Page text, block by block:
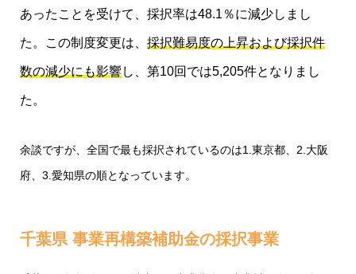
あったことを受けて、採択率は48.1％に減少しまし
た。この制度変更は、 採択難易度の上昇および採択件
数の減少にも影響し、第10回では5,205件となりまし
た。
余談ですが、全国で最も採択されているのは1.東京都、2.大阪
府、3.愛知県の順となっています。
千葉県 事業再構築補助金の採択事業